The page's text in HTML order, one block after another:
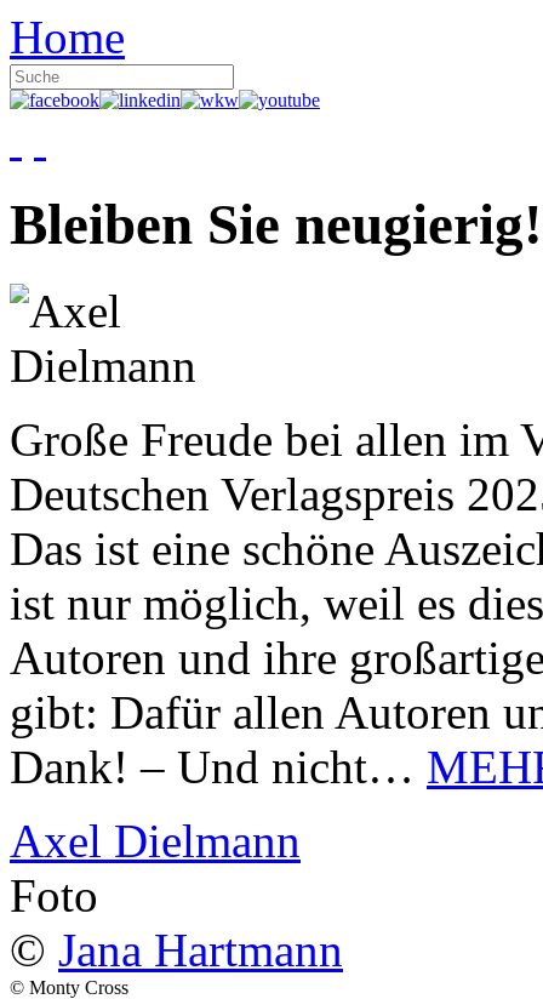
Home
Bleiben Sie neugierig!
Große Freude bei allen im
Deutschen Verlagspreis
Das ist eine schöne
ist nur möglich, weil es
Autoren und ihre
gibt: Dafür allen Autoren
Dank! – Und nicht…
Axel Dielmann
Foto
© Jana Hartmann
© Monty Cross